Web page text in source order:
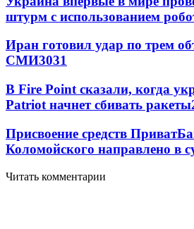
штурм с использованием
Иран готовил удар по трем
СМИ3031
В Fire Point сказали, когда
Patriot начнет сбивать ракеты
Присвоение средств
Коломойского направлено в
Читать комментарии